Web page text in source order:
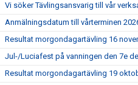
Vi söker Tävlingsansvarig till vår
Anmälningsdatum till vårterminen
Resultat morgondagartävling 16
Jul-/Luciafest på vanningen den 7e
Resultat morgondagartävling 19